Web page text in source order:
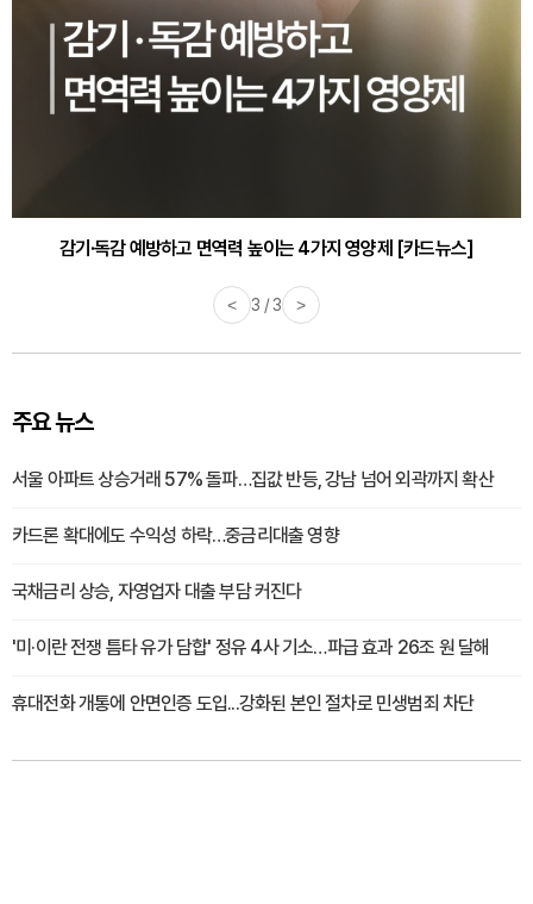
감기·독감 예방하고 면역력 높이는 4가지 영양제 [카드뉴스]
< 3 / 3 >
주요 뉴스
서울 아파트 상승거래 57% 돌파…집값 반등, 강남 넘어 외곽까지 확산
카드론 확대에도 수익성 하락…중금리대출 영향
국채금리 상승, 자영업자 대출 부담 커진다
'미·이란 전쟁 틈타 유가 담합' 정유 4사 기소…파급 효과 26조 원 달해
휴대전화 개통에 안면인증 도입...강화된 본인 절차로 민생범죄 차단